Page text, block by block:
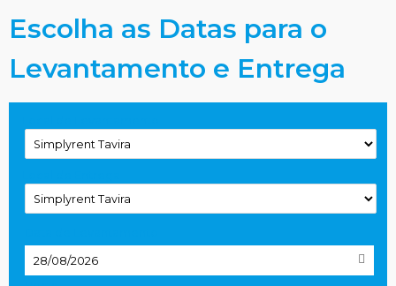
Escolha as Datas para o
Levantamento e Entrega